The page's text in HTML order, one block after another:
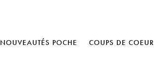
NOUVEAUTÉS POCHE COUPS DE COEUR